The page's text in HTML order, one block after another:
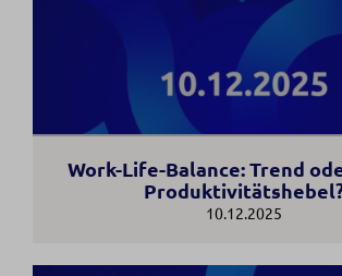
Work-Life-Balance: Trend
10.12.2025